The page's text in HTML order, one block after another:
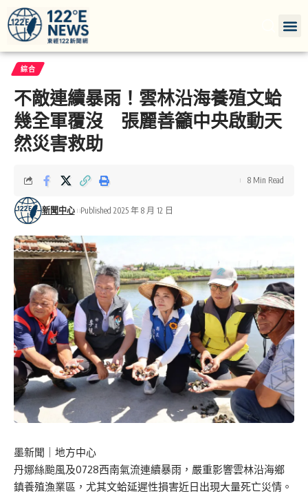
綜合
不敵連續暴雨！雲林沿海養殖文蛤
幾全軍覆沒 張麗善籲中央啟動天
然災害救助
新聞中心 Published 2025 年 8 月 12 日
8 Min Read
墨新聞 ｜地方中心
丹娜絲颱風及0728西南氣流連續暴雨，嚴重影響雲林沿海鄉
鎮養殖漁業區，尤其文蛤延遲性損害近日出現大量死亡災情。